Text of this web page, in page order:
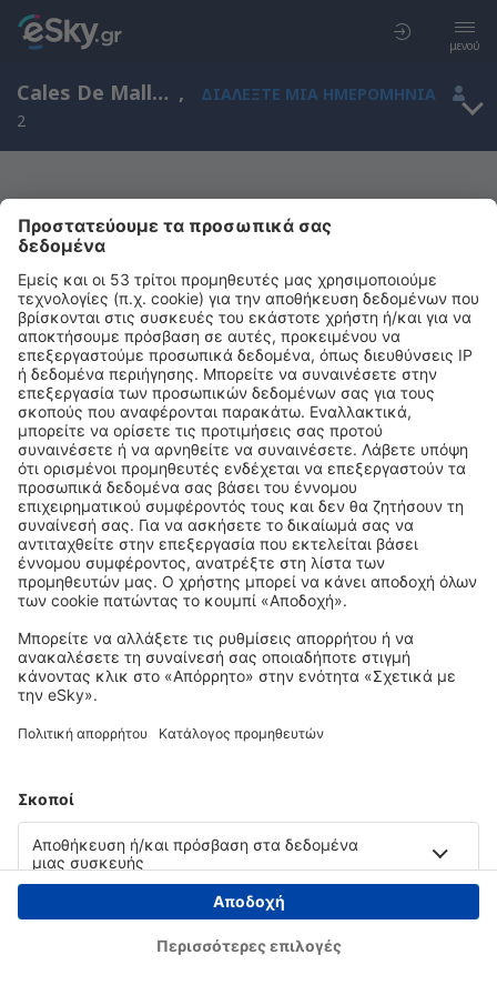
μενού
Cales De Mallorca, Βαλεαρίδες Νήσοι, Ισπανία ,
ΔΙΑΛΈΞΤΕ ΜΙΑ ΗΜΕΡΟΜΗΝΊΑ
2
Μας συγχωρείτε, δεν υπάρχουν
αποτελέσματα για την αναζήτησή σας
Προσπαθήστε να κάνετε αναζήτηση με διαφορετικά κριτήρια
Copyright © eSky.gr. Με την επιφύλαξη παντός νομίμου δικαιώματος.